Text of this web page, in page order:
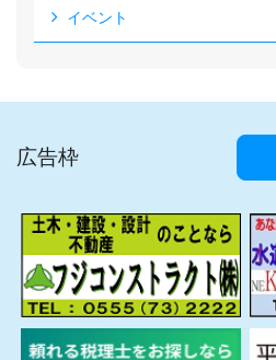
イベント
広告枠